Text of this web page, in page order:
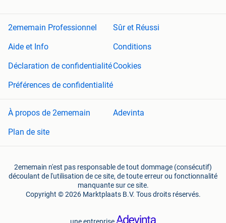
2ememain Professionnel
Sûr et Réussi
Aide et Info
Conditions
Déclaration de confidentialitéCookies
Préférences de confidentialité
À propos de 2ememain
Adevinta
Plan de site
2ememain n'est pas responsable de tout dommage (consécutif)
découlant de l'utilisation de ce site, de toute erreur ou fonctionnalité
manquante sur ce site.
Copyright © 2026 Marktplaats B.V. Tous droits réservés.